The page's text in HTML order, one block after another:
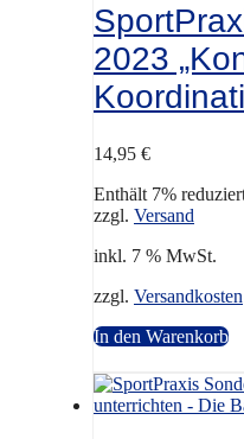
2023
14,95 €
Enthält 7%
zzgl. Versand
inkl. 7 % MwSt.
zzgl. Versandkosten
In den Warenkorb